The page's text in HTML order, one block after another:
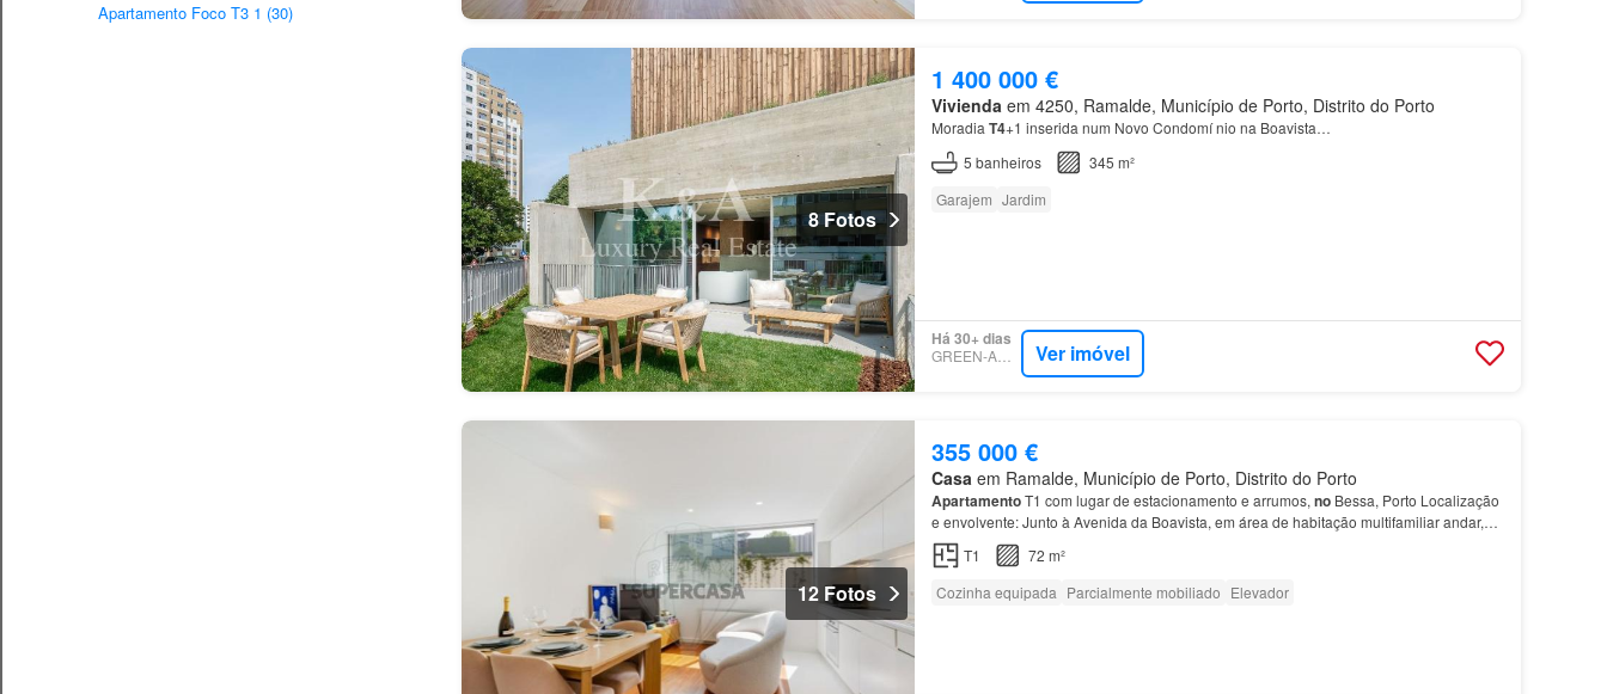
Apartamento Foco T3 1 (30)
8 Fotos
1 400 000 €
Vivienda em 4250, Ramalde, Município de Porto, Distrito do Porto
Moradia T4+1 inserida num Novo Condomí nio na Boavista…
5 banheiros
345 m²
Garajem Jardim
Há 30+ dias
GREEN-ACRES Ver imóvel
12 Fotos
355 000 €
Casaem Ramalde, Município de Porto, Distrito do Porto
ApartamentoT1 com lugar de estacionamento e arrumos, noBessa, Porto Localização
e envolvente: Junto à Avenida da Boavista, em área de habitação multifamiliar andar,
com elevador - 1 frente (nascente) - ano de construção: 20…
T1
72 m²
Cozinha equipada Parcialmente mobiliado Elevador